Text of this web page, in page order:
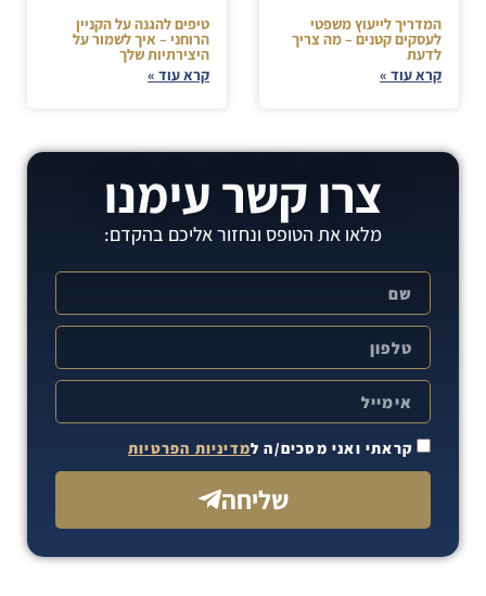
המדריך לייעוץ משפטי
לעסקים קטנים – מה צריך
לדעת
קרא עוד »
טיפים להגנה על הקניין
הרוחני – איך לשמור על
היצירתיות שלך
קרא עוד »
צרו קשר עימנו
מלאו את הטופס ונחזור אליכם בהקדם:
קראתי ואני מסכים/ה למדיניות הפרטיות
שליחה